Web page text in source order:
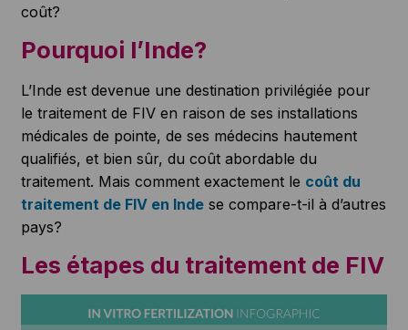
coût?
Pourquoi l’Inde?
L’Inde est devenue une destination privilégiée pour
le traitement de FIV en raison de ses installations
médicales de pointe, de ses médecins hautement
qualifiés, et bien sûr, du coût abordable du
traitement. Mais comment exactement le coût du
traitement de FIV en Inde se compare-t-il à d’autres
pays?
Les étapes du traitement de FIV